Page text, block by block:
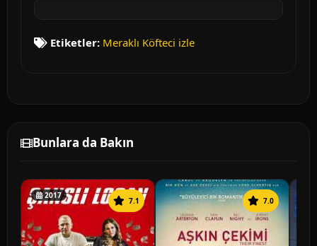
Etiketler: Meraklı Köfteci izle
Bunlara da Bakın
2017
7.1 7.0